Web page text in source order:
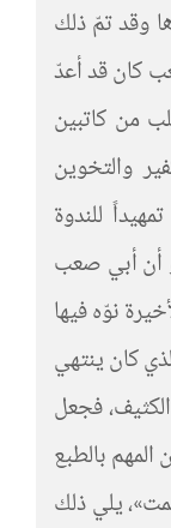
وقد تمّ ذلك
كان قد أعدّ
من كاتبين
والتخوين
للندوة
أن أبي صعب
نوّه فيها
كان ينتهي
فجعل
المهم بالطبع
يلي ذلك